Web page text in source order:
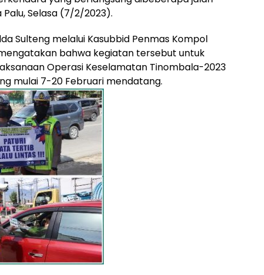
Selasa (7/2/2023).
Sulteng melalui Kasubbid Penmas Kompol
bahwa kegiatan tersebut untuk
Operasi Keselamatan Tinombala-2023
mulai 7-20 Februari mendatang.